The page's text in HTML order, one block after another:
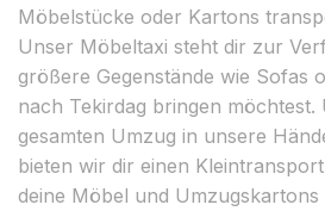
Möbelstücke oder Kartons
Unser Möbeltaxi steht dir zur
größere Gegenstände wie Sofas
nach Tekirdag bringen möchtest.
gesamten Umzug in unsere
bieten wir dir einen
deine Möbel und Umzugskartons